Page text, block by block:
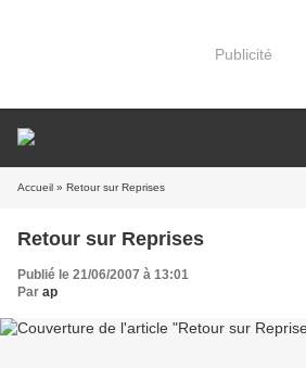
Publicité
Accueil » Retour sur Reprises
Retour sur Reprises
Publié le 21/06/2007 à 13:01
Par ap